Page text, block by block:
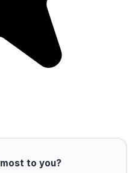
to you?